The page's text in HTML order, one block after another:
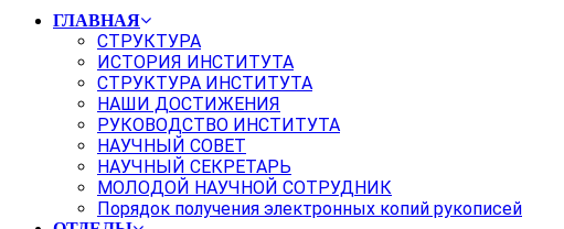
ГЛАВНАЯ
СТРУКТУРА
ИСТОРИЯ ИНСТИТУТА
СТРУКТУРА ИНСТИТУТА
НАШИ ДОСТИЖЕНИЯ
РУКОВОДСТВО ИНСТИТУТА
НАУЧНЫЙ СОВЕТ
НАУЧНЫЙ СЕКРЕТАРЬ
МОЛОДОЙ НАУЧНОЙ СОТРУДНИК
Порядок получения электронных копий рукописей